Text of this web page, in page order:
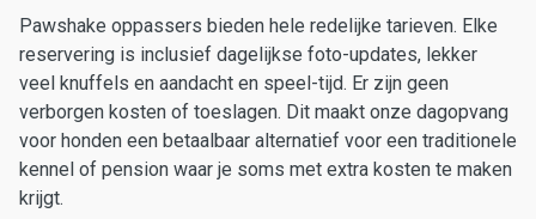
Pawshake oppassers bieden hele redelijke tarieven. Elke
reservering is inclusief dagelijkse foto-updates, lekker
veel knuffels en aandacht en speel-tijd. Er zijn geen
verborgen kosten of toeslagen. Dit maakt onze dagopvang
voor honden een betaalbaar alternatief voor een traditionele
kennel of pension waar je soms met extra kosten te maken
krijgt.